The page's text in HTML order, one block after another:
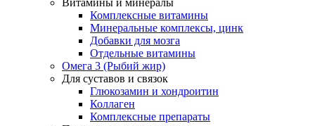
Витамины и минералы
Комплексные витамины
Минеральные комплексы, цинк
Добавки для мозга
Отдельные витамины
Омега 3 (Рыбий жир)
Для суставов и связок
Глюкозамин и хондроитин
Коллаген
Комплексные препараты